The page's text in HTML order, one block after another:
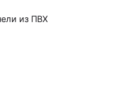
из ПВХ